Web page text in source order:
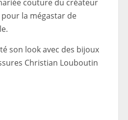
couture du créateur
la mégastar de
son look avec des bijoux
Christian Louboutin